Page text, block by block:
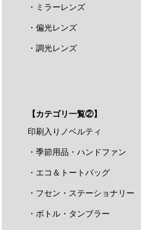
・ミラーレンズ
・偏光レンズ
・調光レンズ
【カテゴリ一覧②】
印刷入りノベルティ
・季節用品・ハンドファン
・エコ＆トートバッグ
・フセン・ステーショナリー
・ボトル・タンブラー